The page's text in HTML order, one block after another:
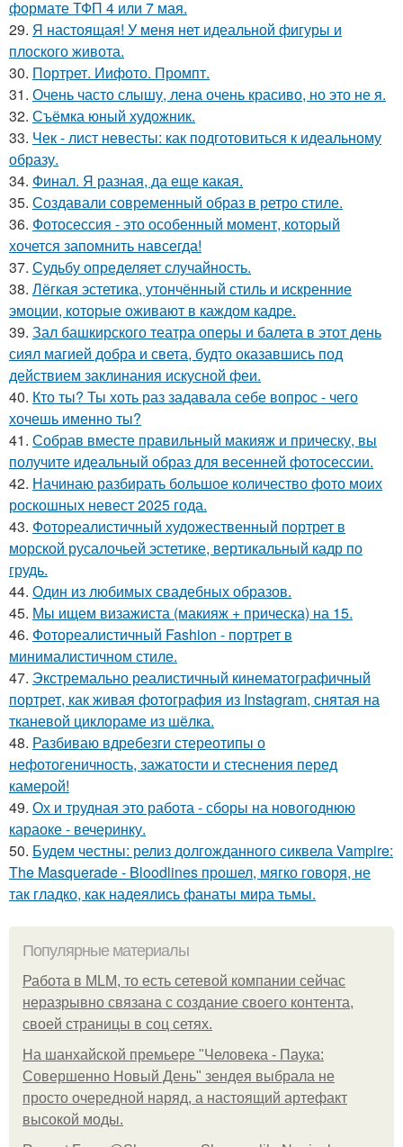
формате ТФП 4 или 7 мая.
29. Я настоящая! У меня нет идеальной фигуры и
плоского живота.
30. Портрет. Иифото. Промпт.
31. Очень часто слышу, лена очень красиво, но это не я.
32. Съёмка юный художник.
33. Чек - лист невесты: как подготовиться к идеальному
образу.
34. Финал. Я разная, да еще какая.
35. Создавали современный образ в ретро стиле.
36. Фотосессия - это особенный момент, который
хочется запомнить навсегда!
37. Судьбу определяет случайность.
38. Лёгкая эстетика, утончённый стиль и искренние
эмоции, которые оживают в каждом кадре.
39. Зал башкирского театра оперы и балета в этот день
сиял магией добра и света, будто оказавшись под
действием заклинания искусной феи.
40. Кто ты? Ты хоть раз задавала себе вопрос - чего
хочешь именно ты?
41. Собрав вместе правильный макияж и прическу, вы
получите идеальный образ для весенней фотосессии.
42. Начинаю разбирать большое количество фото моих
роскошных невест 2025 года.
43. Фотореалистичный художественный портрет в
морской русалочьей эстетике, вертикальный кадр по
грудь.
44. Один из любимых свадебных образов.
45. Мы ищем визажиста (макияж + прическа) на 15.
46. Фотореалистичный Fashion - портрет в
минималистичном стиле.
47. Экстремально реалистичный кинематографичный
портрет, как живая фотография из Instagram, снятая на
тканевой циклораме из шёлка.
48. Разбиваю вдребезги стереотипы о
нефотогеничность, зажатости и стеснения перед
камерой!
49. Ох и трудная это работа - сборы на новогоднюю
караоке - вечеринку.
50. Будем честны: релиз долгожданного сиквела Vampire:
The Masquerade - Bloodlines прошел, мягко говоря, не
так гладко, как надеялись фанаты мира тьмы.
Популярные материалы
Работа в MLM, то есть сетевой компании сейчас
неразрывно связана с создание своего контента,
своей страницы в соц сетях.
На шанхайской премьере "Человека - Паука:
Совершенно Новый День" зендея выбрала не
просто очередной наряд, а настоящий артефакт
высокой моды.